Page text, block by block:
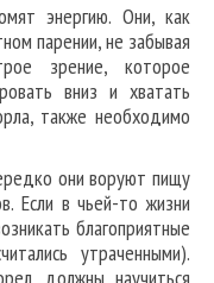
энергию. Они, как
парении, не забывая
зрение, которое
вниз и хватать
также необходимо
они воруют пищу
Если в чьей-то жизни
благоприятные
утраченными).